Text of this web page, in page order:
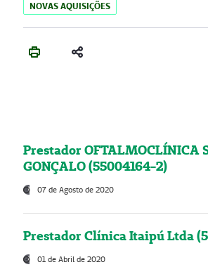
NOVAS AQUISIÇÕES
Prestador OFTALMOCLÍNICA
GONÇALO (55004164-2)
07 de Agosto de 2020
Prestador Clínica Itaipú Ltda
01 de Abril de 2020